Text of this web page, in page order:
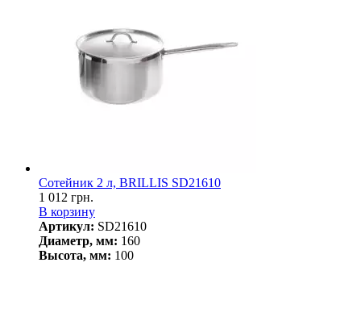
Сотейник 2 л, BRILLIS SD21610
1 012 грн.
В корзину
Артикул: SD21610
Диаметр, мм: 160
Высота, мм: 100